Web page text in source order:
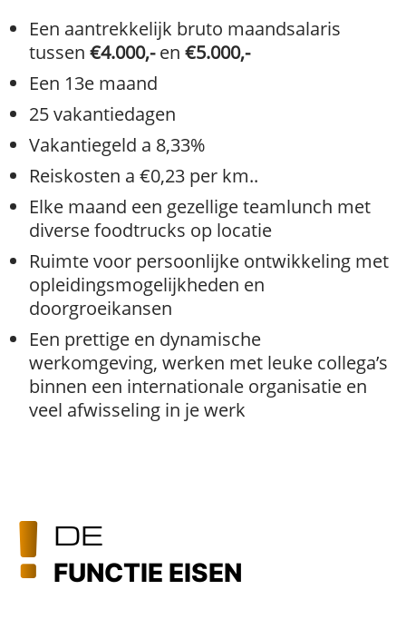
Een aantrekkelijk bruto maandsalaris
tussen €4.000,-en €5.000,-
Een 13e maand
25 vakantiedagen
Vakantiegeld a 8,33%
Reiskosten a €0,23 per km..
Elke maand een gezellige teamlunch met
diverse foodtrucks op locatie
Ruimte voor persoonlijke ontwikkeling met
opleidingsmogelijkheden en
doorgroeikansen
Een prettige en dynamische
werkomgeving, werken met leuke collega’s
binnen een internationale organisatie en
veel afwisseling in je werk
DE
FUNCTIE EISEN